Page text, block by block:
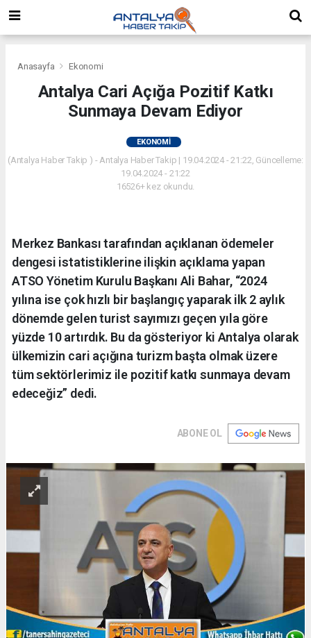
Anasayfa Ekonomi
Antalya Cari Açığa Pozitif Katkı
Sunmaya Devam Ediyor
EKONOMI
(Antalya Haber Takip ) - Antalya Haber Takip | 19.04.2024 - 21:22, Güncelleme:
19.04.2024 - 21:22
16526+ kez okundu.
Merkez Bankası tarafından açıklanan ödemeler
dengesi istatistiklerine ilişkin açıklama yapan
ATSO Yönetim Kurulu Başkanı Ali Bahar, “2024
yılına ise çok hızlı bir başlangıç yaparak ilk 2 aylık
dönemde gelen turist sayımızı geçen yıla göre
yüzde 10 artırdık. Bu da gösteriyor ki Antalya olarak
ülkemizin cari açığına turizm başta olmak üzere
tüm sektörlerimiz ile pozitif katkı sunmaya devam
edeceğiz” dedi.
ABONE OL